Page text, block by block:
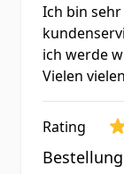
Ich bin
ich werde
Vielen
Rating